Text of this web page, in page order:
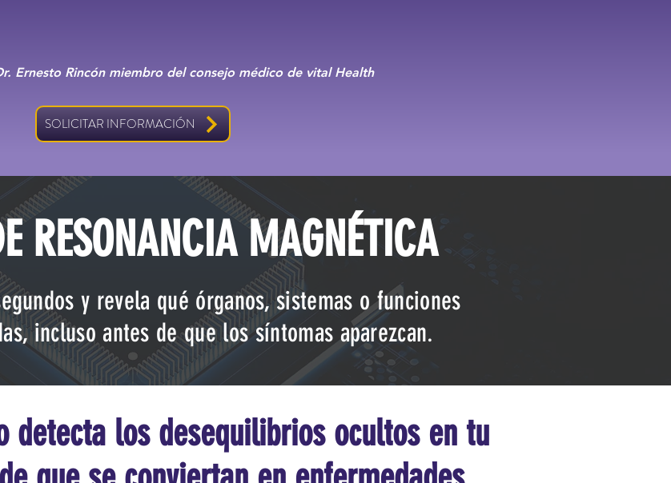
Ernesto Rincón miembro del consejo médico de vital Health
SOLICITAR INFORMACIÓN
RESONANCIA MAGNÉTICA
y revela qué órganos, sistemas o funciones
incluso antes de que los síntomas aparezcan.
detecta los desequilibrios ocultos en tu